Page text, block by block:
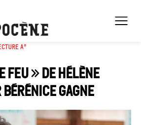
A°
» de Hélène
Gagne